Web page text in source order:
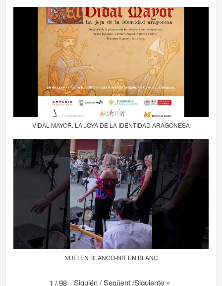
VIDAL MAYOR. LA JOYA DE LA IDENTIDAD ARAGONESA
NUEI EN BLANCO-NIT EN BLANC
1 /98 Siguién / Següent /Siguiente »